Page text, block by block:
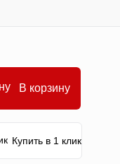
В корзину
Купить в 1 клик